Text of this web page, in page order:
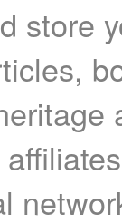
store